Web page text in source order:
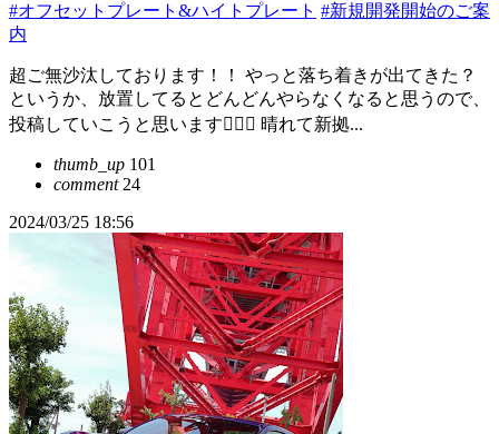
#オフセットプレート&ハイトプレート #新規開発開始のご案
内
超ご無沙汰しております！！ やっと落ち着きが出てきた？
というか、放置してるとどんどんやらなくなると思うので、
投稿していこうと思います🙆🏻‍♂️ 晴れて新拠...
thumb_up 101
comment24
2024/03/25 18:56